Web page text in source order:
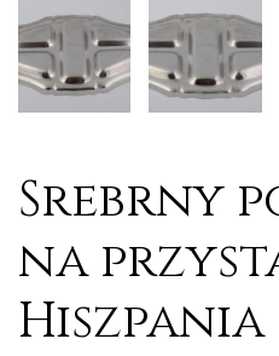
Srebrny
na
Hiszpania